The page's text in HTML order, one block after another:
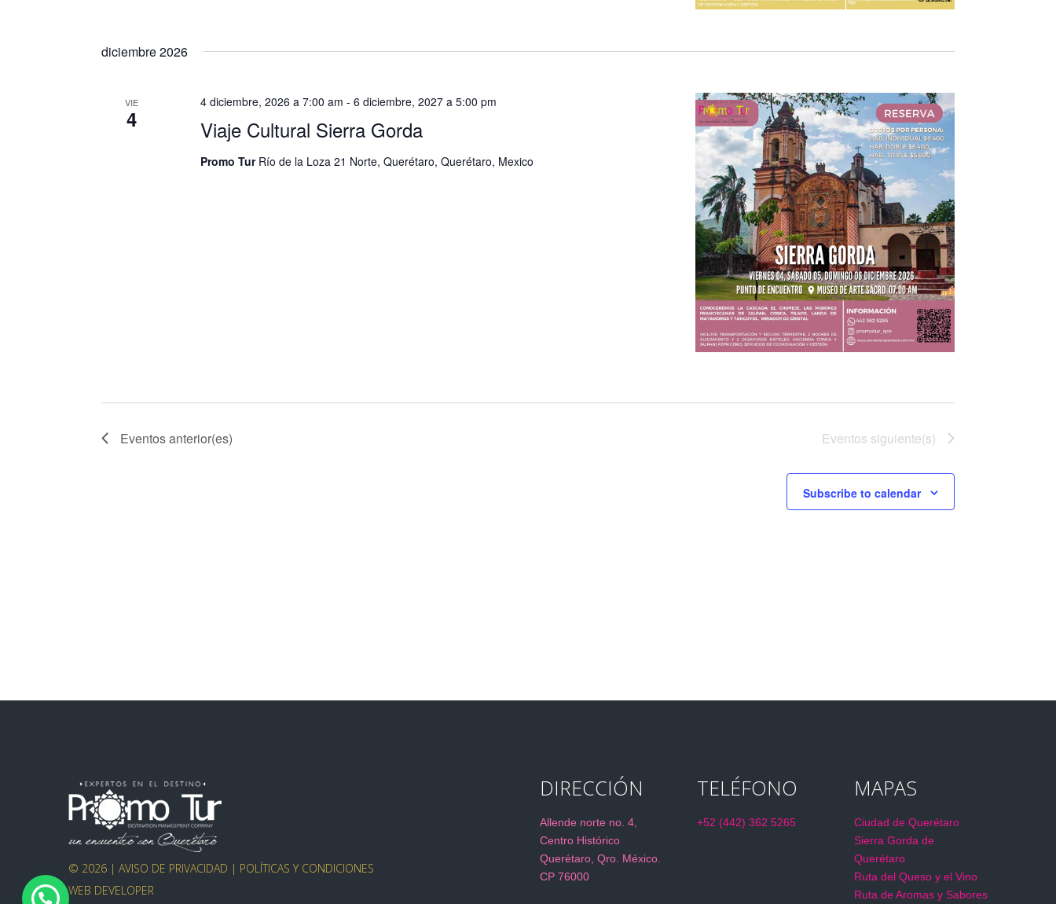
diciembre 2026
VIE
4 Viaje Cultural Sierra Gorda
4 diciembre, 2026 a 7:00 am - 6 diciembre, 2027 a 5:00 pm
Promo Tur Río de la Loza 21 Norte, Querétaro, Querétaro, Mexico
Eventosanterior(es) Eventos siguiente(s)
Subscribe to calendar
© 2026 | AVISO DE PRIVACIDAD | POLÍTICAS Y CONDICIONES
WEB DEVELOPER
DIRECCIÓN
Allende norte no. 4,
Centro Histórico
Querétaro, Qro. México.
CP 76000
TELÉFONO
+52 (442) 362 5265
MAPAS
Ciudad de Querétaro
Sierra Gorda de
Querétaro
Ruta del Queso y el Vino
Ruta de Aromas y Sabores